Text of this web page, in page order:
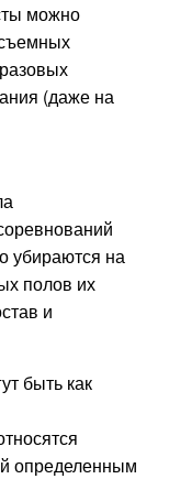
можно
(даже на
убираются на
полов их
и
быть как
определенным